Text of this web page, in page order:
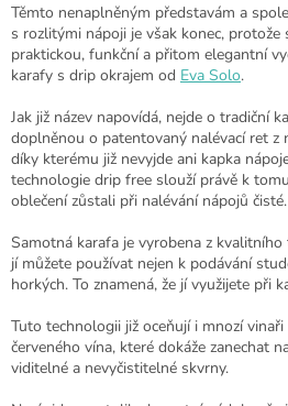
Těmto nenaplněným představám a
s rozlitými nápoji je však konec,
praktickou, funkční a přitom elegantní
karafy s drip okrajem od Eva Solo.
Jak již název napovídá, nejde o tradiční
doplněnou o patentovaný nalévací ret z
díky kterému již nevyjde ani kapka
technologie drip free slouží právě k
oblečení zůstali při nalévání nápojů čisté.
Samotná karafa je vyrobena z
jí můžete používat nejen k podávání
horkých. To znamená, že jí využijete při
Tuto technologii již oceňují i mnozí
červeného vína, které dokáže zanechat
viditelné a nevyčistitelné skvrny.